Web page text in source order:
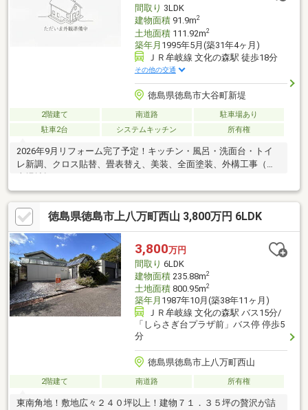
間取り 3LDK
建物面積91.9m2
土地面積111.92m2
築年月 1995年5月(築31年4ヶ月)
ＪＲ牟岐線 文化の森駅 徒歩18分
その他の交通
徳島県徳島市大谷町新堤
2階建て 南道路
駐車場あり
駐車2台
システムキッチン 所有権
2026年9月リフォーム完了予定！キッチン・風呂・洗面台・トイ
レ新調、クロス貼替、畳表替え、美装、全面塗装、外構工事（駐
徳島県徳島市上八万町西山 3,800万円 6LDK
3,800万円
間取り 6LDK
建物面積235.88m2
土地面積800.95m2
築年月 1987年10月(築38年11ヶ月)
ＪＲ牟岐線 文化の森駅 バス15分/
「しらさぎ台プラザ前」バス停 停歩5
分
徳島県徳島市上八万町西山
2階建て 南道路 所有権
東南角地！敷地広々２４０坪以上！建物７１．３５坪の贅沢が詰